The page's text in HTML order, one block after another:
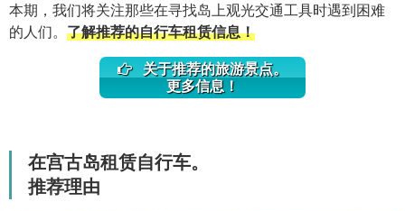
本期，我们将关注那些在寻找岛上观光交通工具时遇到困难
的人们。 了解推荐的自行车租赁信息！
关于推荐的旅游景点。
更多信息！
在宫古岛租赁自行车。
推荐理由